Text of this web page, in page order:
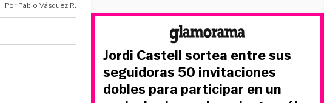
Pablo Vásquez R.
Jordi Castell sortea entre sus
seguidoras 50 invitaciones
dobles para participar en un